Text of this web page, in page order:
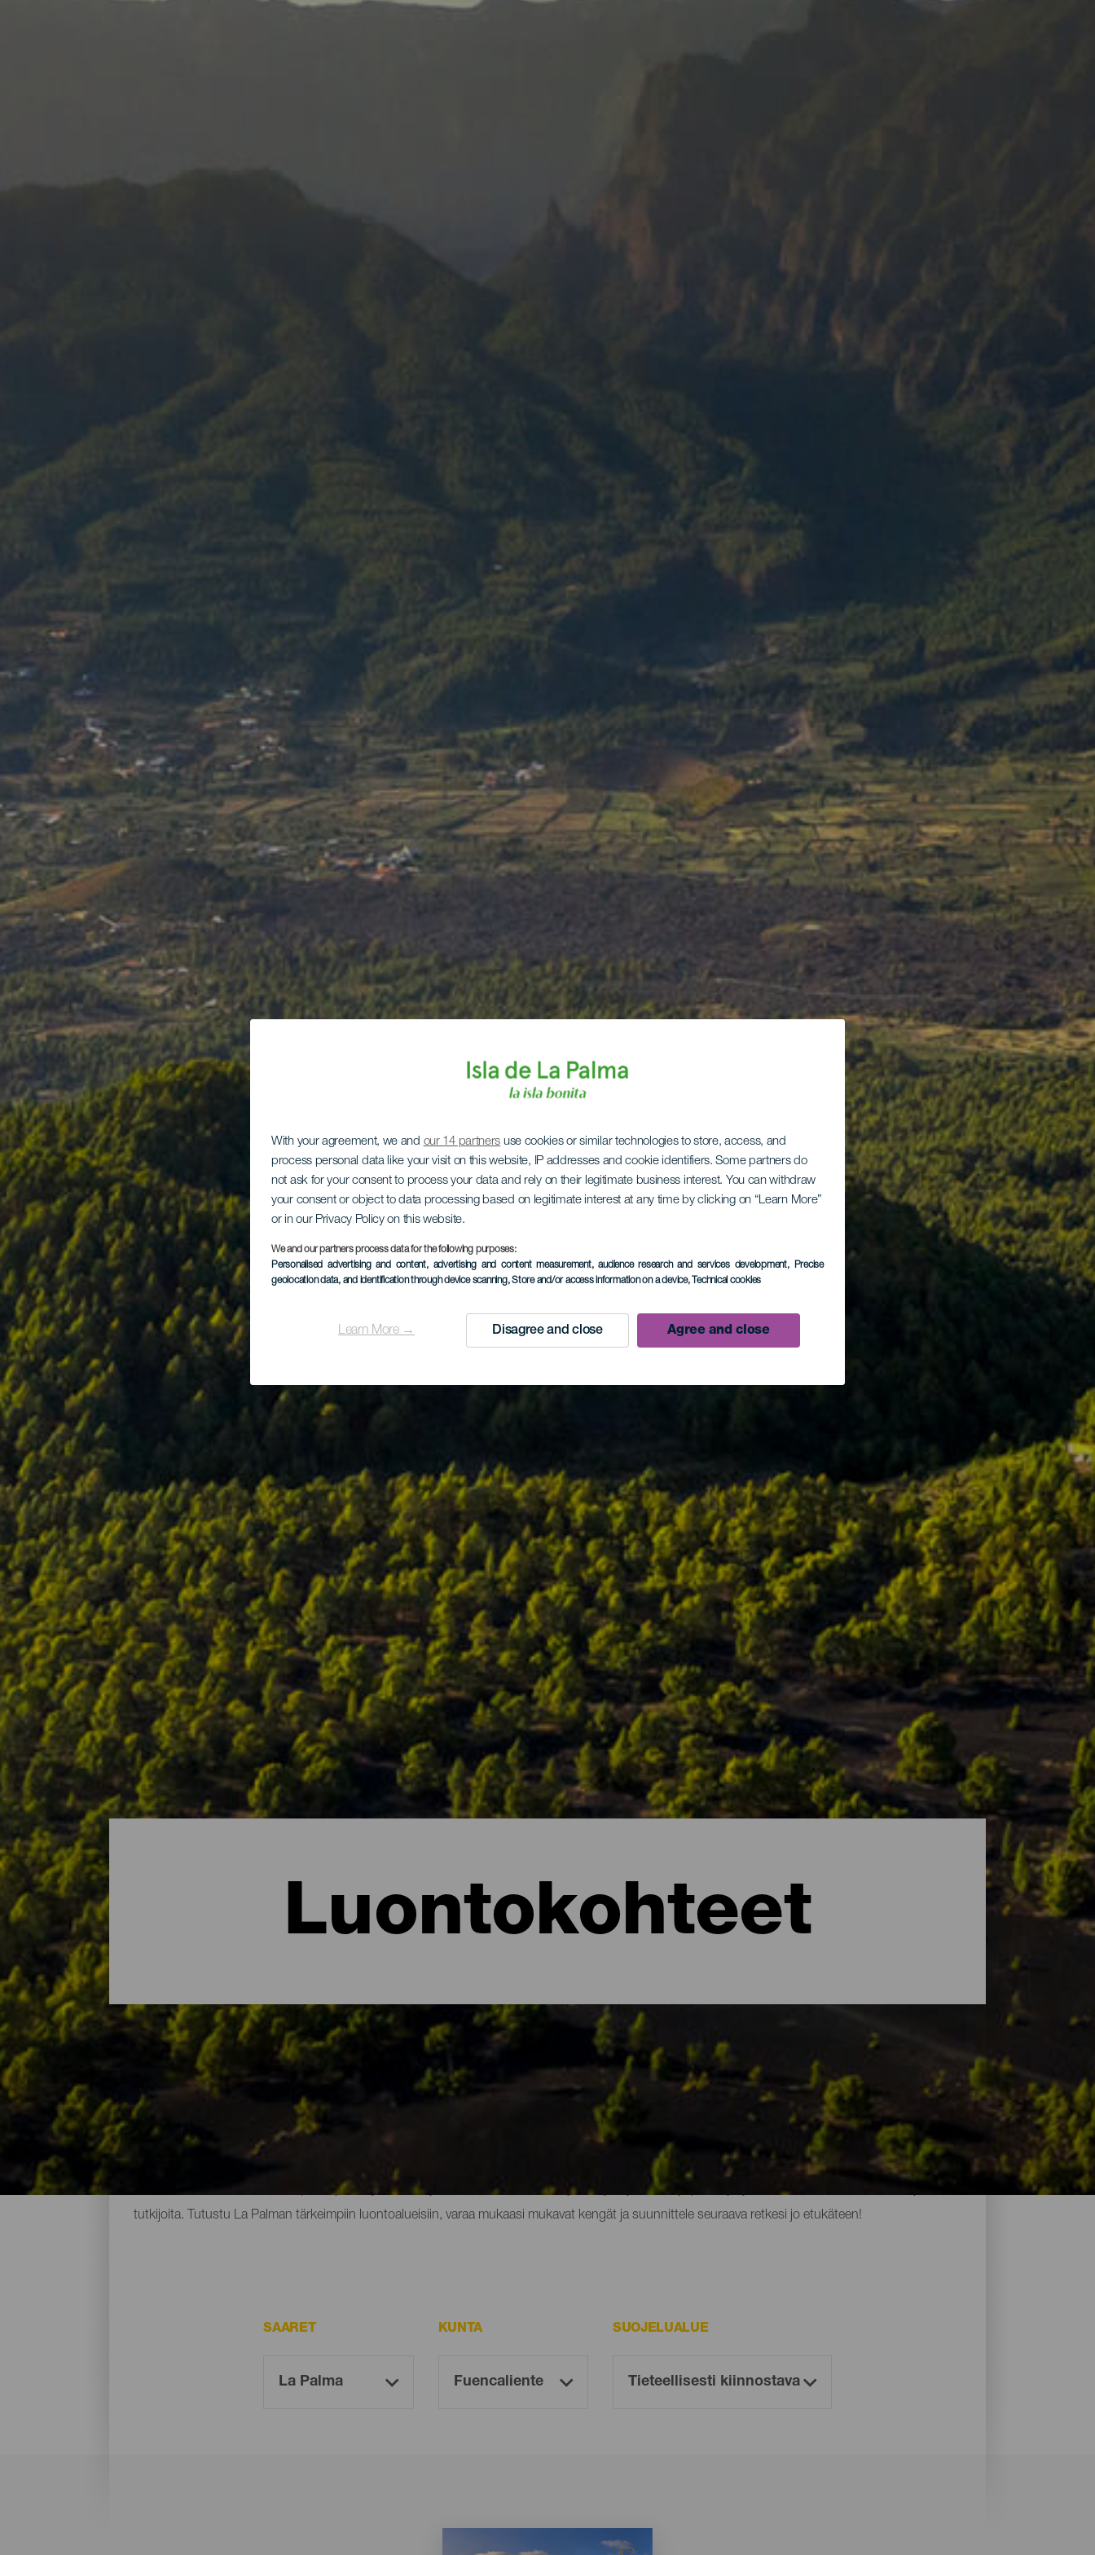
With your agreement, we and our 14 partners use cookies or similar technologies to store, access, and
process personal data like your visit on this website, IP addresses and cookie identifiers. Some partners do
not ask for your consent to process your data and rely on their legitimate business interest. You can withdraw
your consent or object to data processing based on legitimate interest at any time by clicking on “Learn More”
or in our Privacy Policy on this website.
We and our partners process data for the following purposes:
Personalised advertising and content, advertising and content measurement, audience research and services development, Precise
geolocation data, and identification through device scanning, Store and/or access information on a device, Technical cookies
Learn More → Disagree and close Agree and close
Luontokohteet
La Palman tärkeimmät luontoalueet
Jos jokin kuvaa La Isla Bonitaa täydellisesti, se on ”yltäkylläinen luonto”. La Palma on täynnä kiehtovia kontrasteja ja vivahteita. Unescon
kokonaisuudessaan biosfäärialueena pitämällä La Palmalla erilaisia ekosysteemejä, joilla jokaisella on oma ainutlaatuinen kasvistonsa ja eläimistönsä.
Saaren luontoalueisiin kuuluu puistoja, suojelualueita ja luonnonmuistomerkkejä, suojeltuja alueita ja paikkoja, jotka kiinnostavat sekä matkailijoita että
tutkijoita. Tutustu La Palman tärkeimpiin luontoalueisiin, varaa mukaasi mukavat kengät ja suunnittele seuraava retkesi jo etukäteen!
SAARET KUNTA SUOJELUALUE